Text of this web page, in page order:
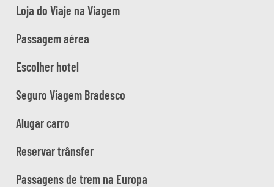
Loja do Viaje na Viagem
Passagem aérea
Escolher hotel
Seguro Viagem Bradesco
Alugar carro
Reservar trânsfer
Passagens de trem na Europa